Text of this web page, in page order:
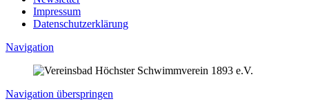
Impressum
Datenschutzerklärung
Navigation
Navigation überspringen